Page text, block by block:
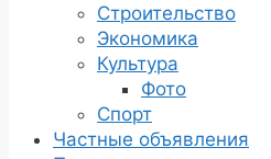
Строительство
Экономика
Культура
Фото
Спорт
Частные объявления